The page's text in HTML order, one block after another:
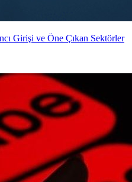
Girişi ve Öne Çıkan Sektörler